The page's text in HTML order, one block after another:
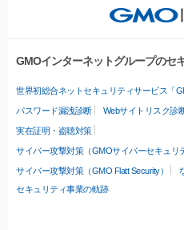
GMOインターネットグループのセ
世界初総合ネットセキュリティサービス「
パスワード漏洩診断 Webサイトリスク診
実在証明・盗聴対策
サイバー攻撃対策（GMOサイバーセキュリ
サイバー攻撃対策（GMO Flatt Security）
セキュリティ事業の軌跡